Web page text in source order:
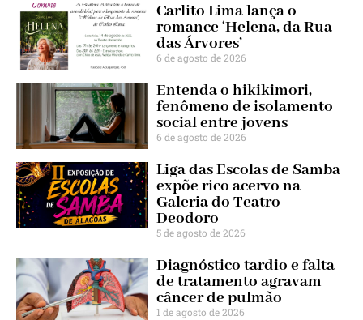
Carlito Lima lança o
romance ‘Helena, da Rua
das Árvores’
6 de agosto de 2026
Entenda o hikikimori,
fenômeno de isolamento
social entre jovens
6 de agosto de 2026
Liga das Escolas de Samba
expõe rico acervo na
Galeria do Teatro
Deodoro
5 de agosto de 2026
Diagnóstico tardio e falta
de tratamento agravam
câncer de pulmão
1 de agosto de 2026